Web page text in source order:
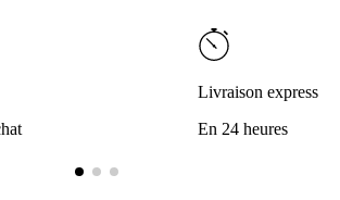
Livraison express
En 24 heures